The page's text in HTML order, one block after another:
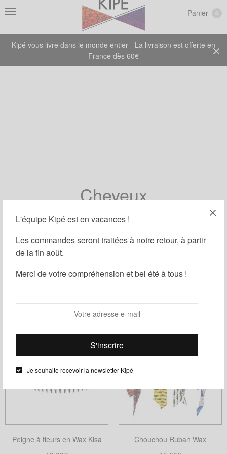
L'équipe Kipé est en vacances !
Les commandes seront traitées à notre retour, à partir
de la fin août.
Merci de votre compréhension et bel été à tous !
Je souhaite recevoir la newsletter Kipé
Kipé vous livre dans le monde entier - La livraison est offerte en
France dès 60€
Panier
Cheveux
Filtrer
Peigne à fleurs en Wax Kisa
Chouchou Ruban Wax